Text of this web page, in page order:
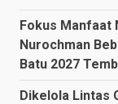
Fokus Manfaat
Nurochman
Batu 2027
Dikelola Lintas